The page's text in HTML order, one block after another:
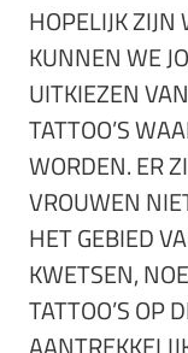
HOPELIJK ZIJN
KUNNEN WE
UITKIEZEN
TATTOO’S
WORDEN. ER
VROUWEN
HET GEBIED
KWETSEN,
TATTOO’S OP